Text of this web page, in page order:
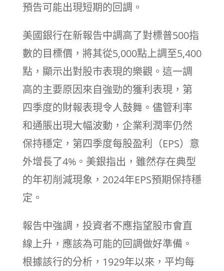
預告可能出現短期的回調。
美國銀行在新報告中調高了對標普500指
數的目標價，將其從5,000點上調至5,400
點，顯示出對股市表現的樂觀。這一調
高的主要原因來自強勁的獲利表現，第
四季度的財報表現令人鼓舞。儘管利率
和通脹出現大幅波動，企業利潤率仍然
保持穩定，第四季度每股盈利（EPS）意
外增長了4%。美銀指出，雖然存在典型
的年初削減現象，2024年EPS預期保持穩
定。
報告中強調，投資者不應指望股市會直
線上升，應該為可能的回調做好準備。
根據該行的分析，1929年以來，平均每